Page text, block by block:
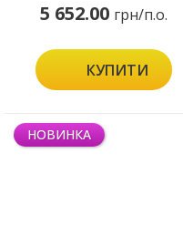
5 652.00 грн/п.о.
КУПИТИ
НОВИНКА